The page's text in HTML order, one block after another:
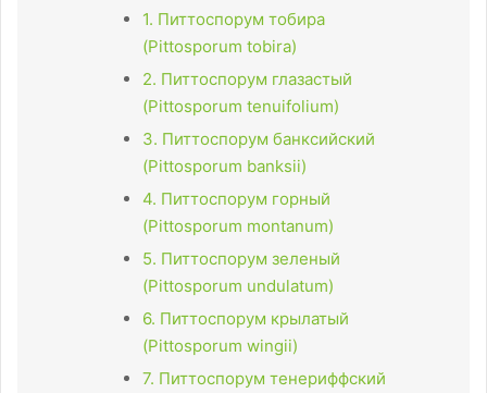
1. Питтоспорум тобира
(Pittosporum tobira)
2. Питтоспорум глазастый
(Pittosporum tenuifolium)
3. Питтоспорум банксийский
(Pittosporum banksii)
4. Питтоспорум горный
(Pittosporum montanum)
5. Питтоспорум зеленый
(Pittosporum undulatum)
6. Питтоспорум крылатый
(Pittosporum wingii)
7. Питтоспорум тенериффский